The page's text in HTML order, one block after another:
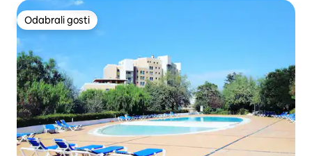
Odabrali gosti
Odabrali gosti